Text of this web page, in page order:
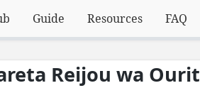
Guide Resources FAQ
Reijou wa